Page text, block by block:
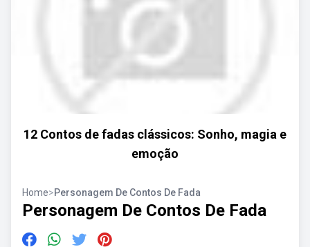
12 Contos de fadas clássicos: Sonho, magia e
emoção
Home>Personagem De Contos De Fada
Personagem De Contos De Fada